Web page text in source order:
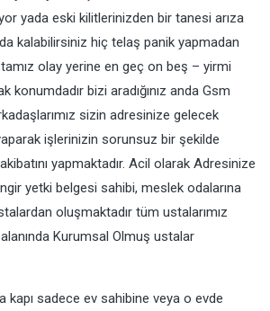
yada eski kilitlerinizden bir tanesi arıza
kalabilirsiniz hiç telaş panik yapmadan
olay yerine en geç on beş – yirmi
konumdadır bizi aradığınız anda Gsm
sizin adresinize gelecek
işlerinizin sorunsuz bir şekilde
yapmaktadır. Acil olarak Adresinize
yetki belgesi sahibi, meslek odalarına
oluşmaktadır tüm ustalarımız
Kurumsal Olmuş ustalar
kapı sadece ev sahibine veya o evde